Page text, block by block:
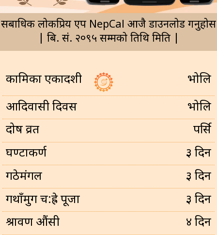
सर्बाधिक लोकप्रिय एप NepCal आजै डाउनलोड गर्नुहोस
| बि. सं. २०९५ सम्मको तिथि मिति |
कामिका एकादशी
भोलि
आदिवासी दिवस
भोलि
प्रदोष व्रत
पर्सि
घण्टाकर्ण
३ दिन
गठेमंगल
३ दिन
गथाँमुग च:ह्रे पूजा
३ दिन
श्रावण औंसी
४ दिन